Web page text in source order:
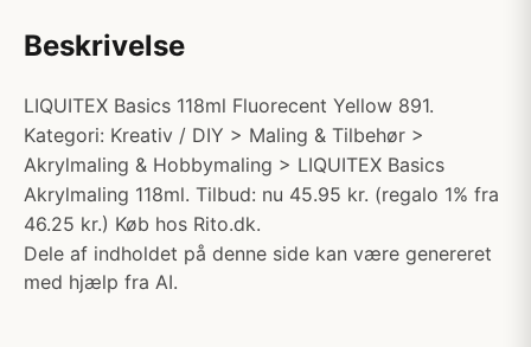
Beskrivelse
LIQUITEX Basics 118ml Fluorecent Yellow 891.
Kategori: Kreativ / DIY > Maling & Tilbehør >
Akrylmaling & Hobbymaling > LIQUITEX Basics
Akrylmaling 118ml. Tilbud: nu 45.95 kr. (regalo 1% fra
46.25 kr.) Køb hos Rito.dk.
Dele af indholdet på denne side kan være genereret
med hjælp fra AI.